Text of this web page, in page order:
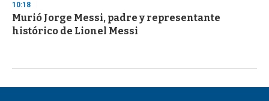
10:18
Murió Jorge Messi, padre y representante
histórico de Lionel Messi